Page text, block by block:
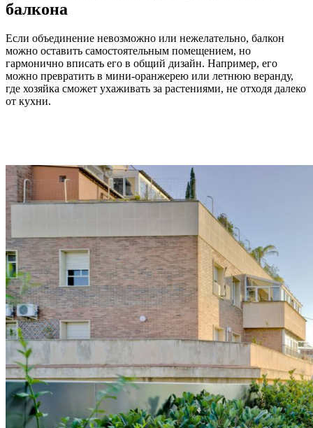
балкона
Если объединение невозможно или нежелательно, балкон
можно оставить самостоятельным помещением, но
гармонично вписать его в общий дизайн. Например, его
можно превратить в мини-оранжерею или летнюю веранду,
где хозяйка сможет ухаживать за растениями, не отходя далеко
от кухни.